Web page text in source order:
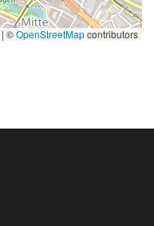
| ©OpenStreetMapcontributors